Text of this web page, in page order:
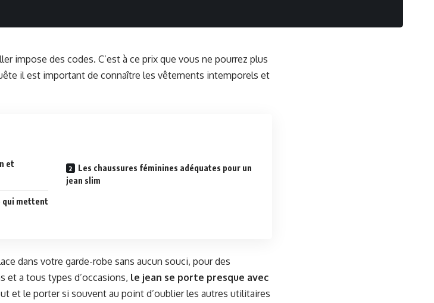
impose des codes. C’est à ce prix que vous ne pourrez plus
il est important de connaître les vêtements intemporels et
et
Les chaussures féminines adéquates pour un
jean slim
qui mettent
dans votre garde-robe sans aucun souci, pour des
et a tous types d’occasions, le jean se porte presque avec
et le porter si souvent au point d’oublier les autres utilitaires